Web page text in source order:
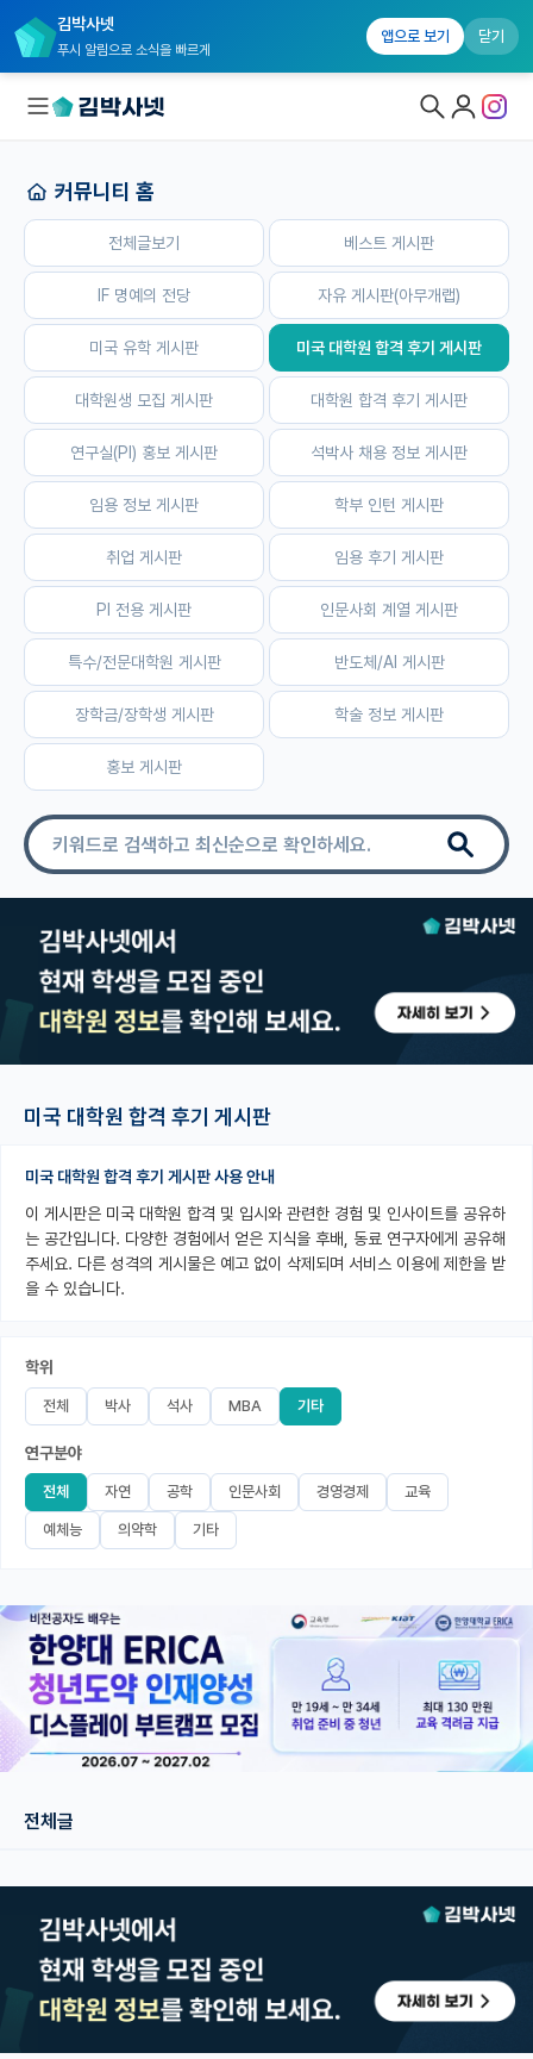
김박사넷
푸시 알림으로 소식을 빠르게
앱으로 보기 닫기
대학원생 모집
국내대학원 정보
연구실&오픈랩
커뮤니티
커뮤니티 홈
전체글보기
베스트 게시판
IF 명예의전당
자유 게시판(아무개랩)
미국 유학 게시판
미국 대학원 합격 후기 게시판
대학원생 모집 게시판
대학원 합격 후기 게시판
연구실(PI) 홍보 게시판
석박사 채용 정보 게시판
학부 인턴 게시판
취업 게시판
PI 전용 게시판
특수/전문대학원 게시판
반도체/AI 게시판
장학금/장학생 게시판
홍보 게시판
유학교육
이벤트
재팬라운지 🌸
커뮤니티 홈
전체글보기 베스트 게시판
IF 명예의 전당 자유 게시판(아무개랩)
미국 유학 게시판 미국 대학원 합격 후기 게시판
대학원생 모집 게시판 대학원 합격 후기 게시판
연구실(PI) 홍보 게시판 석박사 채용 정보 게시판
임용 정보 게시판 학부 인턴 게시판
취업 게시판 임용 후기 게시판
PI 전용 게시판 인문사회 계열 게시판
특수/전문대학원 게시판 반도체/AI 게시판
장학금/장학생 게시판 학술 정보 게시판
홍보 게시판
홈 전체글보기 IF 명예의 전당 자유 게시판(
미국 대학원 합격 후기 게시판
미국 대학원 합격 후기 게시판 사용 안내
이 게시판은 미국 대학원 합격 및 입시와 관련한 경험 및 인사이트를 공유하
는 공간입니다. 다양한 경험에서 얻은 지식을 후배, 동료 연구자에게 공유해
주세요. 다른 성격의 게시물은 예고 없이 삭제되며 서비스 이용에 제한을 받
을 수 있습니다.
학위
전체 박사 석사 MBA 기타
연구분야
전체 자연 공학 인문사회 경영경제 교육
예체능 의약학 기타
전체글